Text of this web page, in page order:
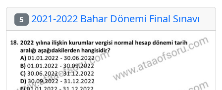
5 2021-2022 Bahar Dönemi Final Sınavı